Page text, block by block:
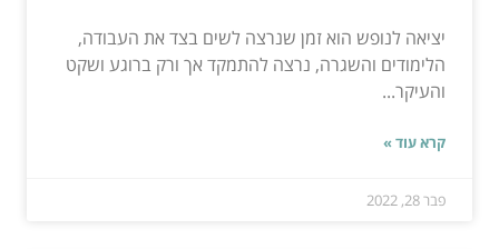
יציאה לנופש הוא זמן שנרצה לשים בצד את העבודה,
הלימודים והשגרה, נרצה להתמקד אך ורק ברוגע ושקט
והעיקר...
קרא עוד »
פבר 28, 2022